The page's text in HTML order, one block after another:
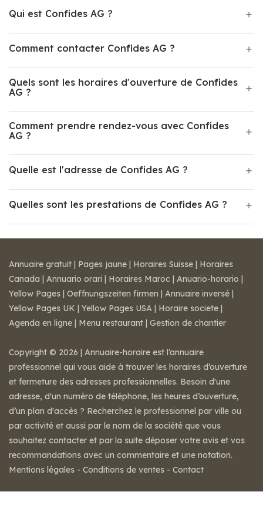
Qui est Confides AG ?
Comment contacter Confides AG ?
Quels sont les horaires d'ouverture de Confides
AG ?
Comment prendre rendez-vous avec Confides
AG ?
Quelle est l'adresse de Confides AG ?
Quelles sont les prestations de Confides AG ?
Annuaire gratuit | Pages jaune | Horaires Suisse | Horaires
Canada | Annuario orari | Horaires Maroc | Anuario-horario |
Yellow Pages | Oeffnungszeiten firmen | Annuaire inversé |
Yellow Pages UK | Yellow Pages USA | Horaire societe |
Agenda en ligne | Menu restaurant | Gestion de chantier
Copyright © 2026 | Annuaire-horaire est l’annuaire
professionnel qui vous aide à trouver les horaires d’ouverture
et fermeture des adresses professionnelles. Besoin d'une
adresse, d'un numéro de téléphone, les heures d’ouverture,
d’un plan d'accès ? Recherchez le professionnel par ville ou
par activité et aussi par le nom de la société que vous
souhaitez contacter et par la suite déposer votre avis et vos
recommandations avec un commentaire et une notation.
Mentions légales - Conditions de ventes - Contact